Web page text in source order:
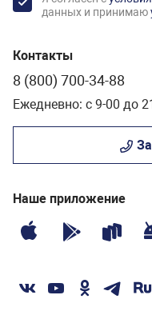
данных и принимаю
Контакты
8 (800) 700-34-88
Ежедневно: с 9-00 до
Наше приложение